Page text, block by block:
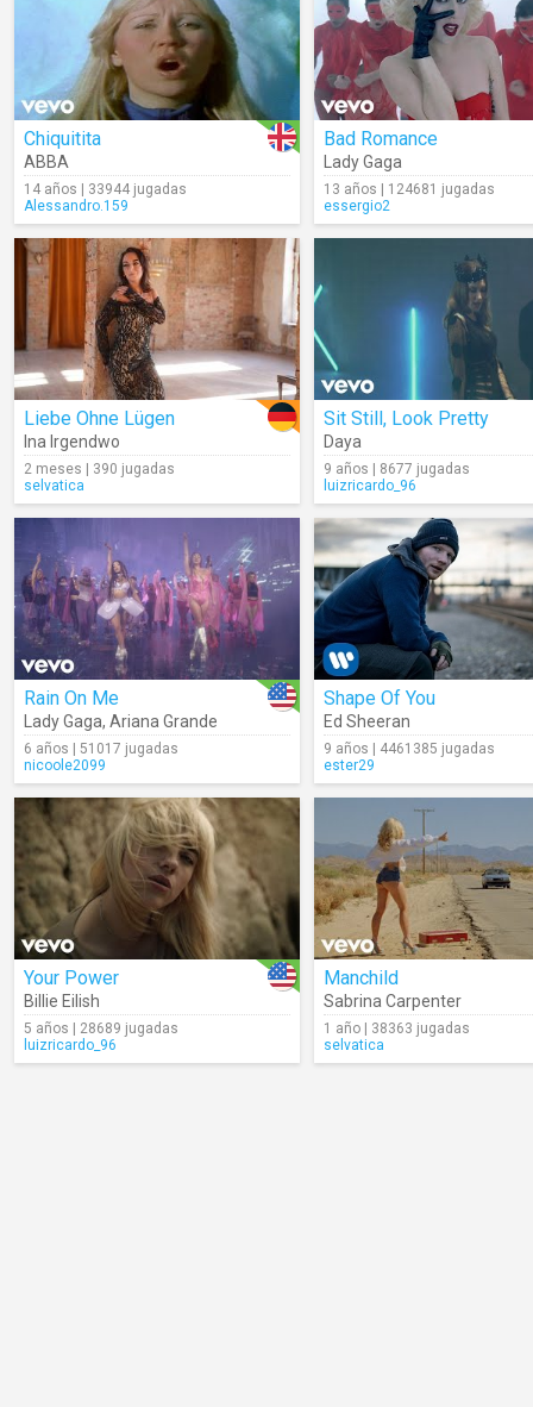
Chiquitita
ABBA
14 años | 33944 jugadas
Alessandro.159
Bad Romance
Lady Gaga
13 años | 124681 jugadas
essergio2
Liebe Ohne Lügen
Ina Irgendwo
2 meses | 390 jugadas
selvatica
Sit Still, Look Pretty
Daya
9 años | 8677 jugadas
luizricardo_96
Rain On Me
Lady Gaga, Ariana Grande
6 años | 51017 jugadas
nicoole2099
Shape Of You
Ed Sheeran
9 años | 4461385 jugadas
ester29
Your Power
Billie Eilish
5 años | 28689 jugadas
luizricardo_96
Manchild
Sabrina Carpenter
1 año | 38363 jugadas
selvatica